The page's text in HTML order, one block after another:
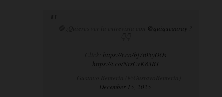
@quiquegaray
https://t.co/bj7t05yOOs
https://t.co/NrsCvK83RJ
December 15, 2025